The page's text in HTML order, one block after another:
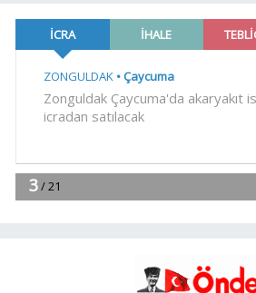
hava' keyif
10:57MHP'li Feti Yıldız'dan
10:47